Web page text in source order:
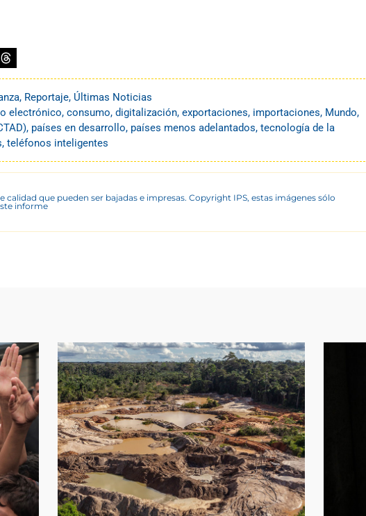
, Reportaje, Últimas Noticias
electrónico, consumo, digitalización, exportaciones, importaciones, Mundo,
, países en desarrollo, países menos adelantados, tecnología de la
, teléfonos inteligentes
calidad que pueden ser bajadas e impresas. Copyright IPS, estas imágenes sólo
informe